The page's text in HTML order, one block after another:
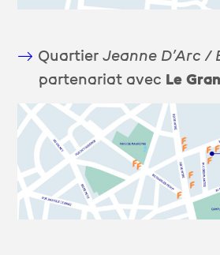
Quartier Jeanne D’Arc /
partenariat avec Le